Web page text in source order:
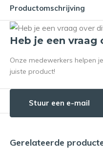
Productomschrijving
Heb je een
Onze medewerkers helpen
juiste product!
Stuur een e-mail
Gerelateerde